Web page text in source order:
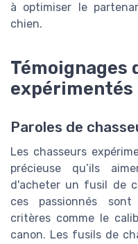
à optimiser le
chien.
Témoignages
expérimentés
Paroles de
Les chasseurs
précieuse qu’ils
d'acheter un fusil de
ces passionnés
critères comme le
canon. Les fusils de